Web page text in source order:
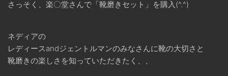
さっそく、楽〇堂さんで「靴磨きセット」を購入(^.^)
ネディアの
レディースandジェントルマンのみなさんに靴の大切さと
靴磨きの楽しさを知っていただきたく、、